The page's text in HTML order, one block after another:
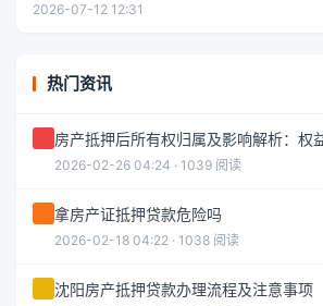
2026-07-12 12:31
热门资讯
房产抵押后所有权归属及影响解析：权
2026-02-26 04:24 · 1039 阅读
拿房产证抵押贷款危险吗
2026-02-18 04:22 · 1038 阅读
沈阳房产抵押贷款办理流程及注意事项